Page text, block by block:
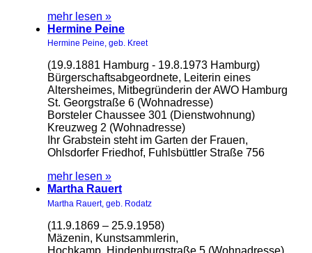
mehr lesen »
Hermine Peine
Hermine Peine, geb. Kreet
(19.9.1881 Hamburg - 19.8.1973 Hamburg)
Bürgerschaftsabgeordnete, Leiterin eines
Altersheimes, Mitbegründerin der AWO Hamburg
St. Georgstraße 6 (Wohnadresse)
Borsteler Chaussee 301 (Dienstwohnung)
Kreuzweg 2 (Wohnadresse)
Ihr Grabstein steht im Garten der Frauen,
Ohlsdorfer Friedhof, Fuhlsbüttler Straße 756
mehr lesen »
Martha Rauert
Martha Rauert, geb. Rodatz
(11.9.1869 – 25.9.1958)
Mäzenin, Kunstsammlerin,
Hochkamp, Hindenburgstraße 5 (Wohnadresse)